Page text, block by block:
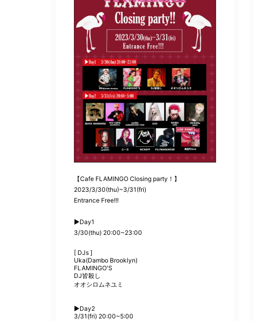
【Cafe FLAMINGO Closing party！】
2023/3/30(thu)~3/31(fri)
Entrance Free!!!
▶︎Day1
3/30(thu) 20:00~23:00
[ DJs ]
Uka(Dambo Brooklyn)
FLAMINGO'S
DJ皆殺し
オオシロムネユミ
▶︎Day2
3/31(fri) 20:00~5:00